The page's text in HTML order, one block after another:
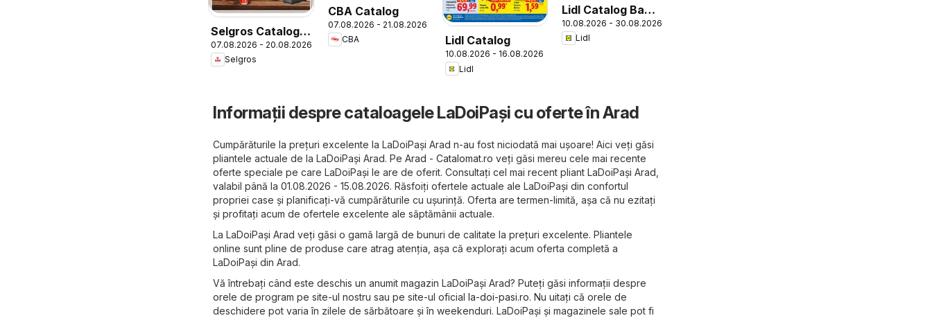
Selgros Catalog
Nonfood
07.08.2026 - 20.08.2026
Selgros
CBA Catalog
07.08.2026 - 21.08.2026
CBA
Lidl Catalog
10.08.2026 - 16.08.2026
Lidl
Lidl Catalog Back
to School
10.08.2026 - 30.08.2026
Lidl
Informații despre cataloagele LaDoiPași cu oferte în Arad
Cumpărăturile la prețuri excelente la LaDoiPași Arad n-au fost niciodată mai ușoare! Aici veți găsi
pliantele actuale de la LaDoiPași Arad. Pe Arad - Catalomat.ro veți găsi mereu cele mai recente
oferte speciale pe care LaDoiPași le are de oferit. Consultați cel mai recent pliant LaDoiPași Arad,
valabil până la 01.08.2026 - 15.08.2026. Răsfoiți ofertele actuale ale LaDoiPași din confortul
propriei case și planificați-vă cumpărăturile cu ușurință. Oferta are termen-limită, așa că nu ezitați
și profitați acum de ofertele excelente ale săptămânii actuale.
La LaDoiPași Arad veți găsi o gamă largă de bunuri de calitate la prețuri excelente. Pliantele
online sunt pline de produse care atrag atenția, așa că explorați acum oferta completă a
LaDoiPași din Arad.
Vă întrebați când este deschis un anumit magazin LaDoiPași Arad? Puteți găsi informații despre
orele de program pe site-ul nostru sau pe site-ul oficial
la-doi-pasi.ro. Nu uitați că orele de
deschidere pot varia în zilele de sărbătoare și în weekenduri. LaDoiPași și magazinele sale pot fi